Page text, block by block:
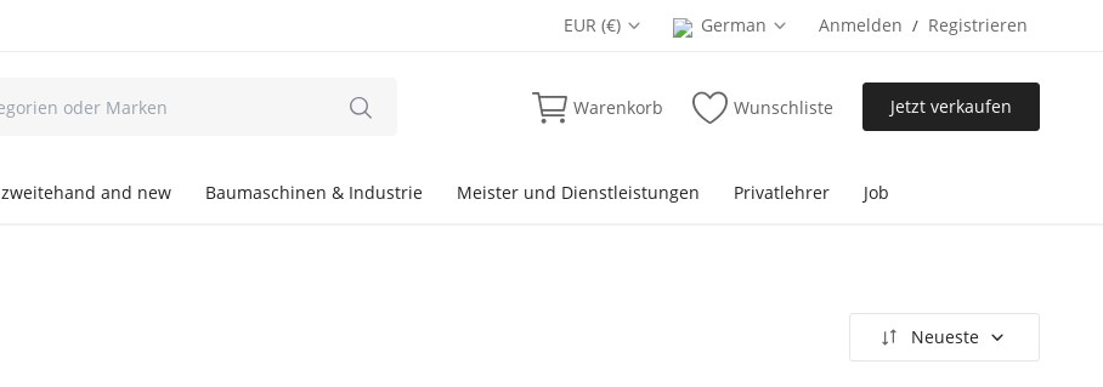
EUR (€) German Anmelden / Registrieren
Warenkorb Wunschliste Jetzt verkaufen
zweitehand and new Baumaschinen & Industrie Meister und Dienstleistungen Privatlehrer Job
Neueste